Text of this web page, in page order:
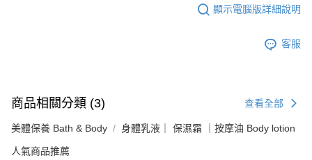
顯示電腦版詳細說明
客服
商品相關分類 (3) 查看全部
美體保養 Bath & Body 身體乳液｜ 保濕霜 ｜按摩油 Body lotion
人氣商品推薦